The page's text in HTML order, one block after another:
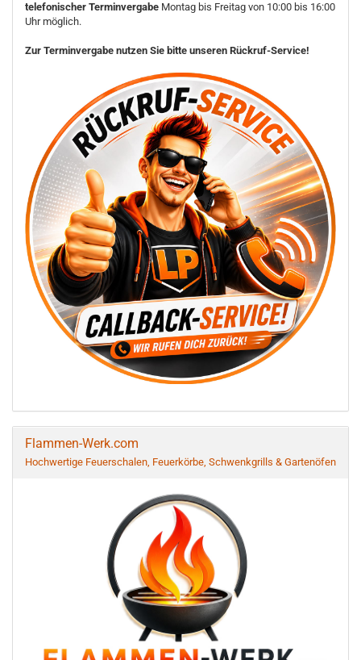
telefonischer Terminvergabe Montag bis Freitag von 10:00 bis 16:00
Uhr möglich.
Zur Terminvergabe nutzen Sie bitte unseren Rückruf-Service!
Flammen-Werk.com
Hochwertige Feuerschalen, Feuerkörbe, Schwenkgrills & Gartenöfen